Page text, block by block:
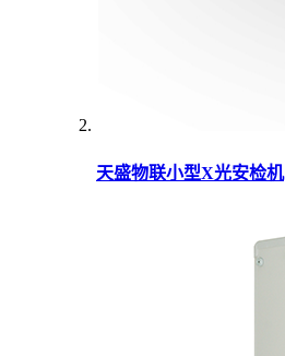
天盛物联小型X光安检机